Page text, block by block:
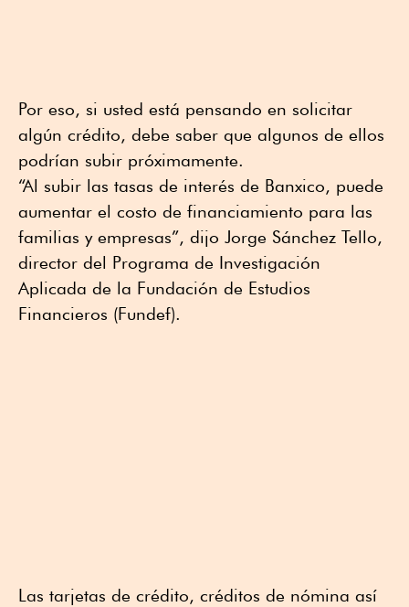
Por eso, si usted está pensando en solicitar
algún crédito, debe saber que algunos de ellos
podrían subir próximamente.
“Al subir las tasas de interés de Banxico, puede
aumentar el costo de financiamiento para las
familias y empresas”, dijo Jorge Sánchez Tello,
director del Programa de Investigación
Aplicada de la Fundación de Estudios
Financieros (Fundef).
Las tarjetas de crédito, créditos de nómina así